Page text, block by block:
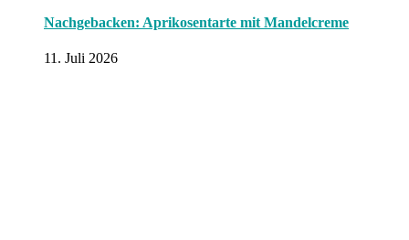
Nachgebacken: Aprikosentarte mit Mandelcreme
11. Juli 2026